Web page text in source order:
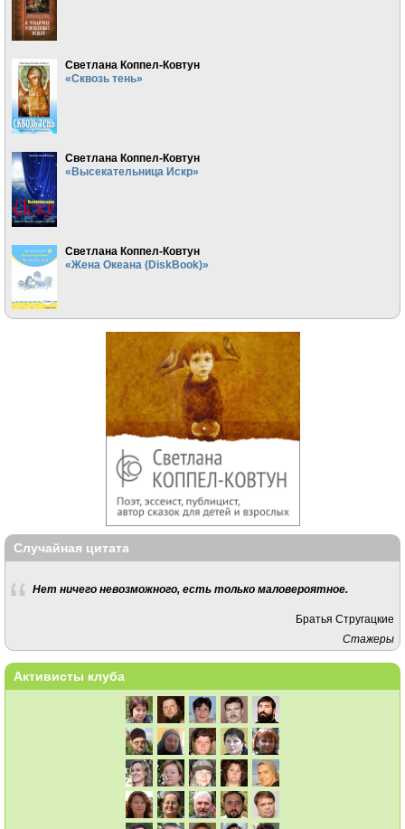
Светлана Коппел-Ковтун
«Сквозь тень»
Светлана Коппел-Ковтун
«Высекательница Искр»
Светлана Коппел-Ковтун
«Жена Океана (DiskBook)»
Случайная цитата
Нет ничего невозможного, есть только маловероятное.
Братья Стругацкие
Стажеры
Активисты клуба